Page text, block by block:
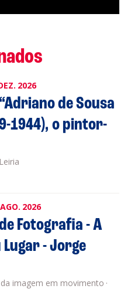
2026
de Sousa
1944), o pintor-
Leiria
AGO. 2026
Fotografia - A
Lugar - Jorge
imagem em movimento ·